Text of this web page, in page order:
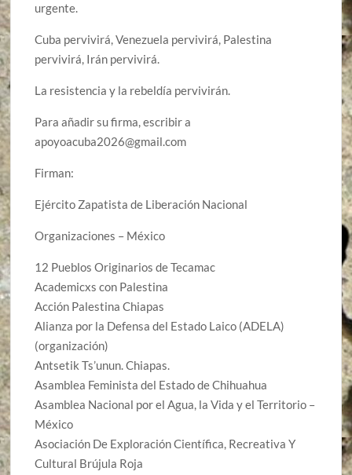
urgente.
Cuba pervivirá, Venezuela pervivirá, Palestina
pervivirá, Irán pervivirá.
La resistencia y la rebeldía pervivirán.
Para añadir su firma, escribir a
apoyoacuba2026@gmail.com
Firman:
Ejército Zapatista de Liberación Nacional
Organizaciones – México
12 Pueblos Originarios de Tecamac
Academicxs con Palestina
Acción Palestina Chiapas
Alianza por la Defensa del Estado Laico (ADELA)
(organización)
Antsetik Ts’unun. Chiapas.
Asamblea Feminista del Estado de Chihuahua
Asamblea Nacional por el Agua, la Vida y el Territorio –
México
Asociación De Exploración Científica, Recreativa Y
Cultural Brújula Roja